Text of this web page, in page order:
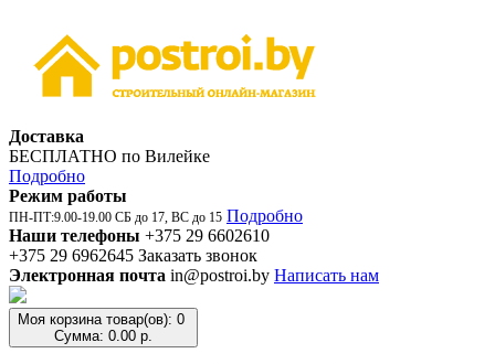
Доставка
БЕСПЛАТНО по Вилейке
Подробно
Режим работы
ПН-ПТ:9.00-19.00 СБ до 17, ВС до 15 Подробно
Наши телефоны +375 29 6602610
+375 29 6962645 Заказать звонок
Электронная почта in@postroi.by Написать нам
Моя корзина товар(ов): 0
Сумма: 0.00 р.